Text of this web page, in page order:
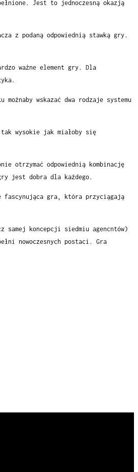
Jest to jednoczesną okazją
z podaną odpowiednią stawką gry.
ważne element gry. Dla
wskazać dwa rodzaje systemu
tak wysokie jak miałoby się
otrzymać odpowiednią kombinację
jest dobra dla każdego.
fascynująca gra, która przyciągają
koncepcji siedmiu agencntów)
nowoczesnych postaci. Gra